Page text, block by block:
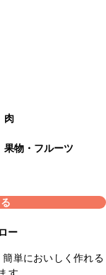
肉
果物・フルーツ
ー
簡単においしく作れる